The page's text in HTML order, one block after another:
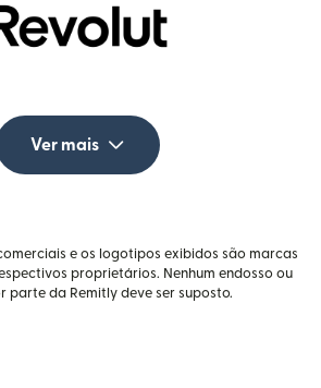
Ver mais
e os logotipos exibidos são marcas
proprietários. Nenhum endosso ou
parte da Remitly deve ser suposto.